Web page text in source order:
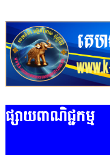
ផ្សាយពាណិជ្ជកម្ម